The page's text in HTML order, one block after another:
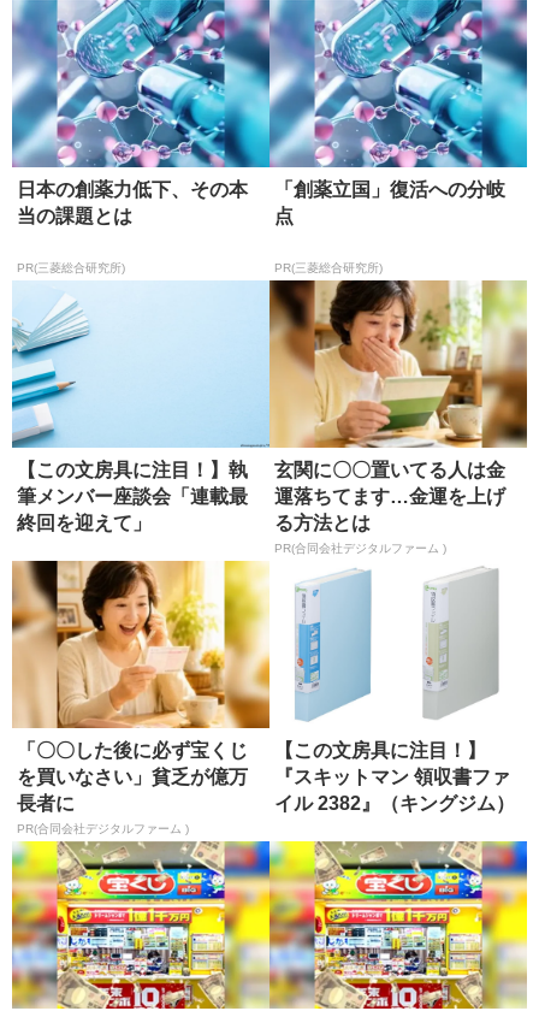
日本の創薬力低下、その本
当の課題とは
PR(三菱総合研究所)
「創薬立国」復活への分岐
点
PR(三菱総合研究所)
【この文房具に注目！】執
筆メンバー座談会「連載最
終回を迎えて」
玄関に〇〇置いてる人は金
運落ちてます…金運を上げ
る方法とは
PR(合同会社デジタルファーム )
「〇〇した後に必ず宝くじ
を買いなさい」貧乏が億万
長者に
PR(合同会社デジタルファーム )
【この文房具に注目！】
『スキットマン 領収書ファ
イル 2382』（キングジム）